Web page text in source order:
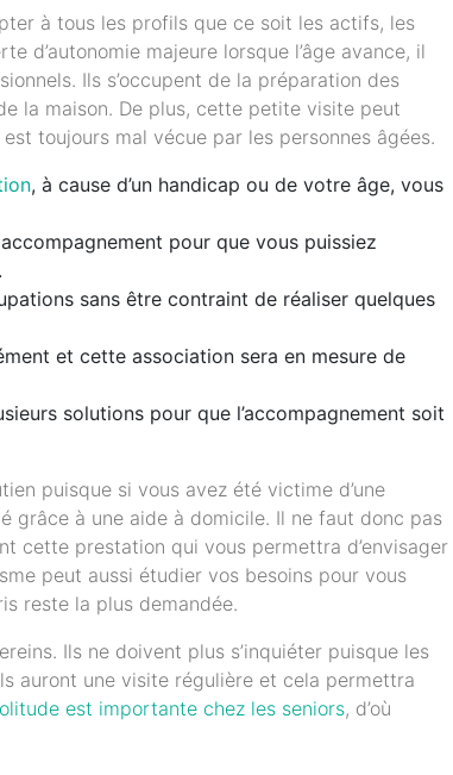
à tous les profils que ce soit les actifs, les
d’autonomie majeure lorsque l’âge avance, il
Ils s’occupent de la préparation des
la maison. De plus, cette petite visite peut
toujours mal vécue par les personnes âgées.
, à cause d’un handicap ou de votre âge, vous
pour que vous puissiez
sans être contraint de réaliser quelques
et cette association sera en mesure de
solutions pour que l’accompagnement soit
puisque si vous avez été victime d’une
grâce à une aide à domicile. Il ne faut donc pas
cette prestation qui vous permettra d’envisager
peut aussi étudier vos besoins pour vous
reste la plus demandée.
Ils ne doivent plus s’inquiéter puisque les
auront une visite régulière et cela permettra
est importante chez les seniors, d’où